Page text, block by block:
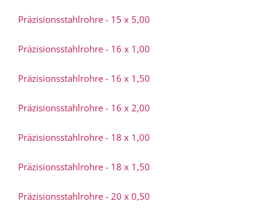
Präzisionsstahlrohre - 15 x 5,00
Präzisionsstahlrohre - 16 x 1,00
Präzisionsstahlrohre - 16 x 1,50
Präzisionsstahlrohre - 16 x 2,00
Präzisionsstahlrohre - 18 x 1,00
Präzisionsstahlrohre - 18 x 1,50
Präzisionsstahlrohre - 20 x 0,50